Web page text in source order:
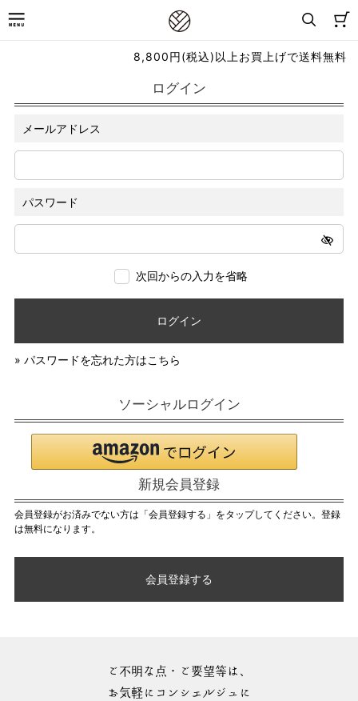
8,800円(税込)以上お買上げで送料無料
ログイン
メールアドレス
パスワード
次回からの入力を省略
ログイン
» パスワードを忘れた方はこちら
ソーシャルログイン
新規会員登録
会員登録がお済みでない方は「会員登録する」をタップしてください。登録
は無料になります。
会員登録する
ご不明な点・ご要望等は、
お気軽にコンシェルジュに